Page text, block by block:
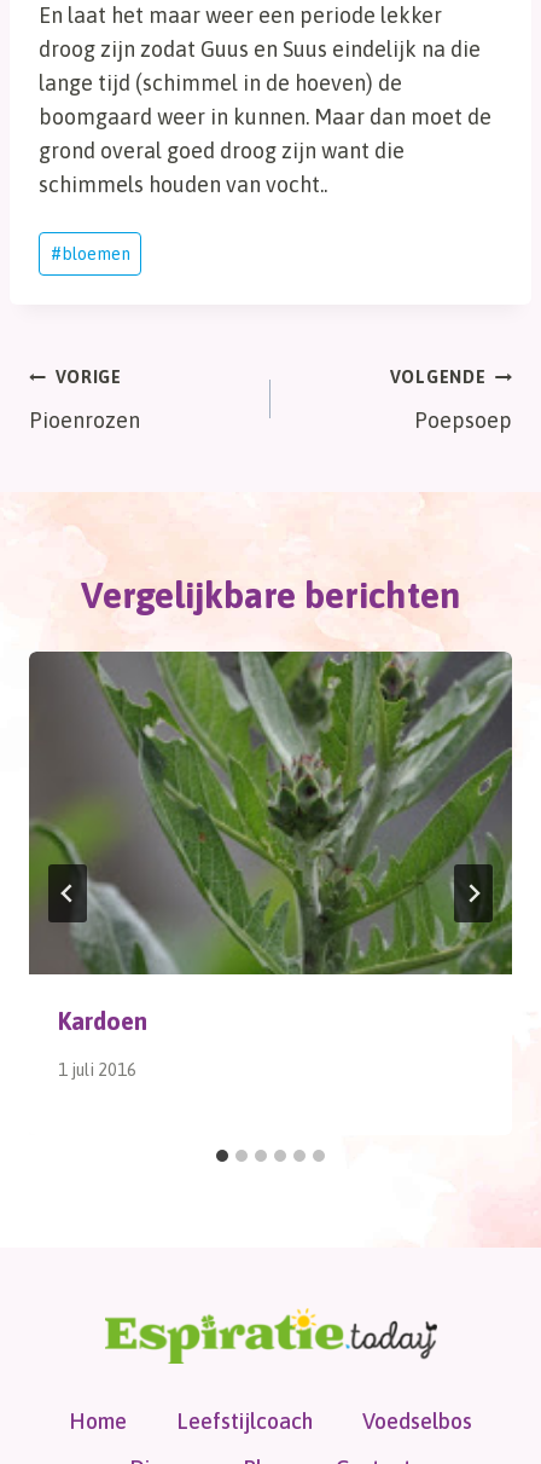
En laat het maar weer een periode lekker
droog zijn zodat Guus en Suus eindelijk na die
lange tijd (schimmel in de hoeven) de
boomgaard weer in kunnen. Maar dan moet de
grond overal goed droog zijn want die
schimmels houden van vocht..
Bericht
tags:
#bloemen
Bericht
navigatie
VORIGE
Pioenrozen
VOLGENDE
Poepsoep
Vergelijkbare berichten
Kardoen
1 juli 2016
Home Leefstijlcoach
Voedselbos